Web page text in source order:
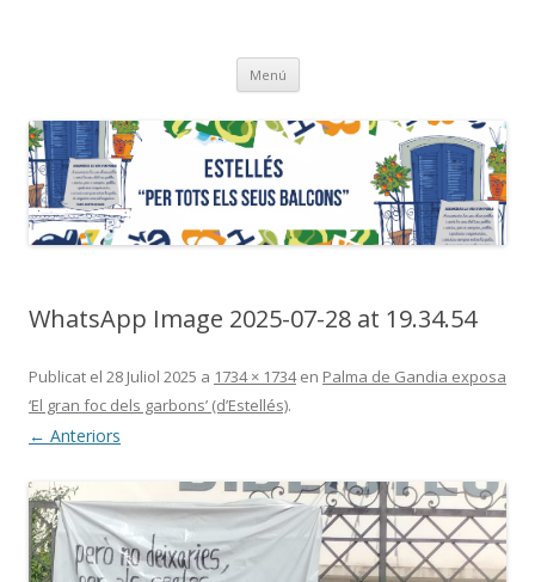
Menú Vés
contingut
WhatsApp Image 2025-07-28 at 19.34.54
Publicat el 28 Juliol 2025 a 1734 × 1734en Palma de Gandia exposa
‘El gran foc dels garbons’ (d’Estellés).
← Anteriors